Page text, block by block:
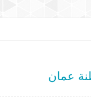
عمان